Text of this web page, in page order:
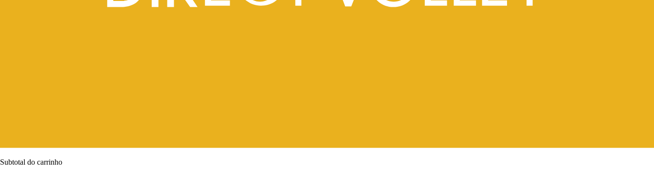
Subtotal do carrinho